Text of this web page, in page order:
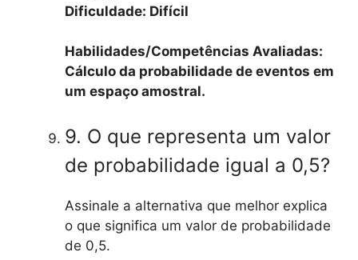
Dificuldade: Difícil
Habilidades/Competências Avaliadas:
Cálculo da probabilidade de eventos em
um espaço amostral.
9. O que representa um valor
de probabilidade igual a 0,5?
Assinale a alternativa que melhor explica
o que significa um valor de probabilidade
de 0,5.